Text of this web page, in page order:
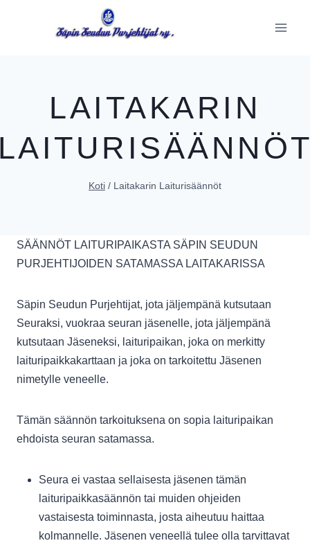
LAITAKARIN
Koti / Laitakarin Laiturisäännöt
SÄÄNNÖT LAITURIPAIKASTA SÄPIN SEUDUN
PURJEHTIJOIDEN SATAMASSA LAITAKARISSA
Säpin Seudun Purjehtijat, jota jäljempänä kutsutaan
Seuraksi, vuokraa seuran jäsenelle, jota jäljempänä
kutsutaan Jäseneksi, laituripaikan, joka on merkitty
laituripaikkakarttaan ja joka on tarkoitettu Jäsenen
nimetylle veneelle.
Tämän säännön tarkoituksena on sopia laituripaikan
ehdoista seuran satamassa.
Seura ei vastaa sellaisesta jäsenen tämän
laituripaikkasäännön tai muiden ohjeiden
vastaisesta toiminnasta, josta aiheutuu haittaa
kolmannelle. Jäsenen veneellä tulee olla tarvittavat